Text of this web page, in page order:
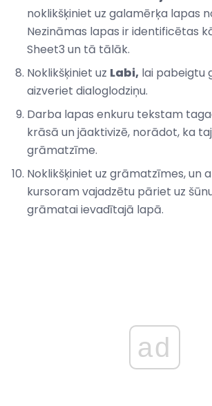
noklikšķiniet uz galamērķa lapas
Nezināmas lapas ir identificētas
Sheet3 un tā tālāk.
Noklikšķiniet uz Labi, lai pabeigtu
aizveriet dialoglodziņu.
Darba lapas enkuru tekstam
krāsā un jāaktivizē, norādot, ka
grāmatzīme.
Noklikšķiniet uz grāmatzīmes, un
kursoram vajadzētu pāriet uz
grāmatai ievadītajā lapā.
ad